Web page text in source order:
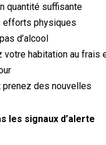
quantité suffisante
efforts physiques
d’alcool
votre habitation au frais
prenez des nouvelles
les signaux d’alerte